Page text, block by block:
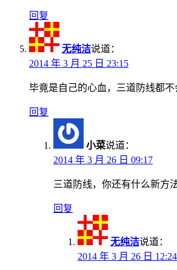
回复
无纯洁说道：
2014 年 3 月 25 日 23:15
毕竟是自己的心血，三道防线都不
回复
小菜说道：
2014 年 3 月 26 日 09:17
三道防线，你还有什么新方
回复
无纯洁说道：
2014 年 3 月 26 日 12:24